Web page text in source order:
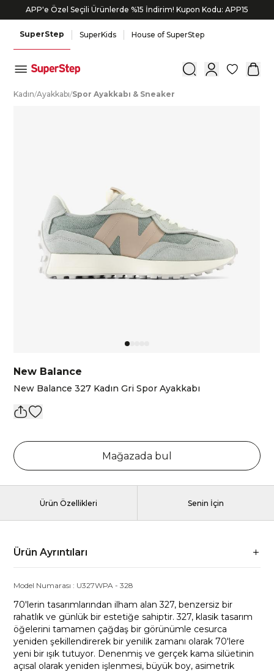
APP'e Özel Seçili Ürünlerde %15 İndirim! Kupon Kodu: APP15
SuperStep SuperKids House of SuperStep
0
Kadın/Ayakkabı/Spor Ayakkabı & Sneaker
New Balance
New Balance 327 Kadın Gri Spor Ayakkabı
Mağazada bul
Ürün Özellikleri Senin İçin
Ürün Ayrıntıları
Model Numarası : U327WPA -328
70'lerin tasarımlarından ilham alan 327, benzersiz bir
rahatlık ve günlük bir estetiğe sahiptir. 327, klasik tasarım
öğelerini tamamen çağdaş bir görünümle cesurca
yeniden şekillendirerek bir yenilik zamanı olarak 70'lere
yeni bir ışık tutuyor. Denenmiş ve gerçek kama silüetinin
açısal olarak yeniden işlenmesi, büyük boy, asimetrik